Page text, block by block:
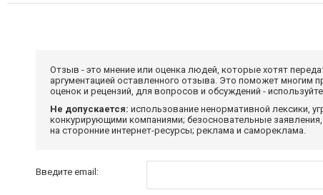
Отзыв - это мнение или оценка людей, которые хотят
аргументацией оставленного отзыва. Это поможет многим
оценок и рецензий, для вопросов и обсуждений -
Не допускается: использование ненормативной лексики,
конкурирующими компаниями; безосновательные
на сторонние интернет-ресурсы; реклама и самореклама.
Введите email: